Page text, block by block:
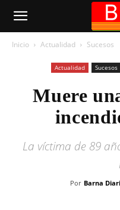
Inicio Actualidad Sucesos
Actualidad Sucesos
Muere
La víctima de 89
Por Barna